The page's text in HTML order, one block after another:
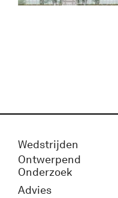
Wedstrijden
Ontwerpend
Onderzoek
Advies